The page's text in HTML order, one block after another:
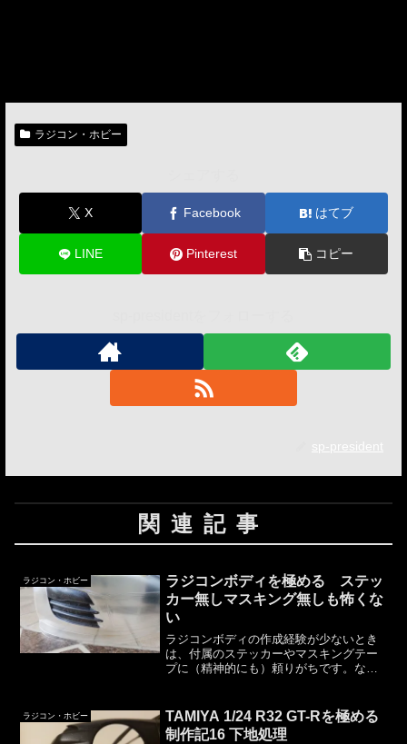
ラジコン・ホビー
X Facebook はてブ
LINE Pinterest コピー
sp-president
関連記事
ラジコン・ホビー
ラジコンボディを極める ステッ
カー無しマスキング無しも怖くな
い
ラジコンボディの作成経験が少ないとき
は、付属のステッカーやマスキングテー
プに（精神的にも）頼りがちです。なの
非常に気になります。また、フリマサイ
トなどで購入するものにつ...
ラジコン・ホビー
TAMIYA 1/24 R32 GT-Rを極める
制作記16 下地処理